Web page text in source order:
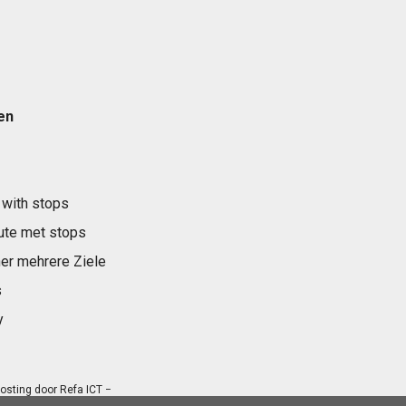
stops
met stops
mehrere Ziele
door Refa ICT−